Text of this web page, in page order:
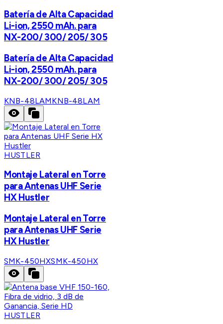
Batería de Alta Capacidad
Li-ion, 2550 mAh. para
NX-200/ 300/ 205/ 305
Batería de Alta Capacidad
Li-ion, 2550 mAh. para
NX-200/ 300/ 205/ 305
KNB-48LAMKNB-48LAM
HUSTLER
Montaje Lateral en Torre
para Antenas UHF Serie
HX Hustler
Montaje Lateral en Torre
para Antenas UHF Serie
HX Hustler
SMK-450HXSMK-450HX
HUSTLER